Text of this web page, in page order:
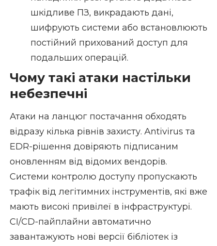
шкідливе ПЗ, викрадають дані,
шифрують системи або встановлюють
постійний прихований доступ для
подальших операцій.
Чому такі атаки настільки
небезпечні
Атаки на ланцюг постачання обходять
відразу кілька рівнів захисту. Antivirus та
EDR-рішення довіряють підписаним
оновленням від відомих вендорів.
Системи контролю доступу пропускають
трафік від легітимних інструментів, які вже
мають високі привілеї в інфраструктурі.
CI/CD-пайплайни автоматично
завантажують нові версії бібліотек із